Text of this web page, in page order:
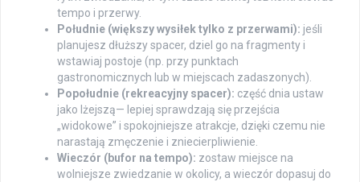
tempo i przerwy.
Południe (większy wysiłek tylko z przerwami): jeśli
planujesz dłuższy spacer, dziel go na fragmenty i
wstawiaj postoje (np. przy punktach
gastronomicznych lub w miejscach zadaszonych).
Popołudnie (rekreacyjny spacer): część dnia ustaw
jako lżejszą— lepiej sprawdzają się przejścia
„widokowe” i spokojniejsze atrakcje, dzięki czemu nie
narastają zmęczenie i zniecierpliwienie.
Wieczór (bufor na tempo): zostaw miejsce na
wolniejsze zwiedzanie w okolicy, a wieczór dopasuj do